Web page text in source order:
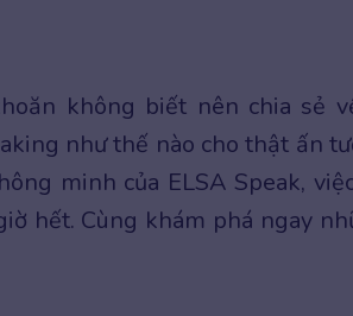
không biết nên chia sẻ
như thế nào cho thật ấn
minh của ELSA Speak,
hết. Cùng khám phá ngay